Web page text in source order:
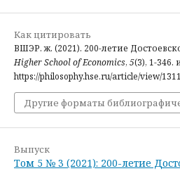
Как цитировать
ВШЭР. ж. (2021). 200-летие
Higher School of Economics, 5(3), 1-346.
https://philosophy.hse.ru/article/view/
Другие форматы
Выпуск
Том 5 № 3 (2021): 200-летие